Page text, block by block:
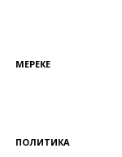
МЕРЕКЕ
ПОЛИТИКА